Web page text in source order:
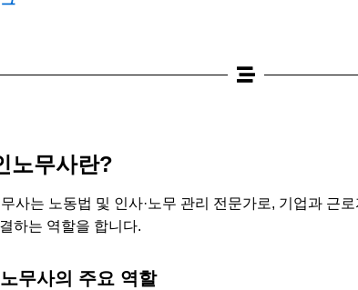
노무사란?
사는 노동법 및 인사·노무 관리 전문가로, 기업과 근
하는 역할을 합니다.
무사의 주요 역할